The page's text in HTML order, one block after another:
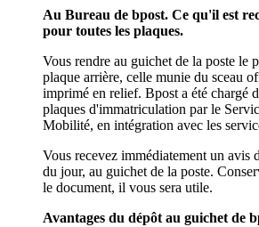
Au Bureau de bpost. Ce qu'il est
pour toutes les plaques.
Vous rendre au guichet de la poste le
plaque arrière, celle munie du sceau
imprimé en relief. Bpost a été chargé
plaques d'immatriculation par le
Mobilité, en intégration avec les
Vous recevez immédiatement un avis
du jour, au guichet de la poste.
le document, il vous sera utile.
Avantages du dépôt au guichet de